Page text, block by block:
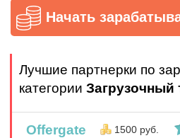
Начать
Лучшие партнерки по
категории Загрузочный
Offergate 1500 руб.